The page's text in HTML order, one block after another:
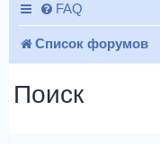
FAQ
Список форумов
Поиск